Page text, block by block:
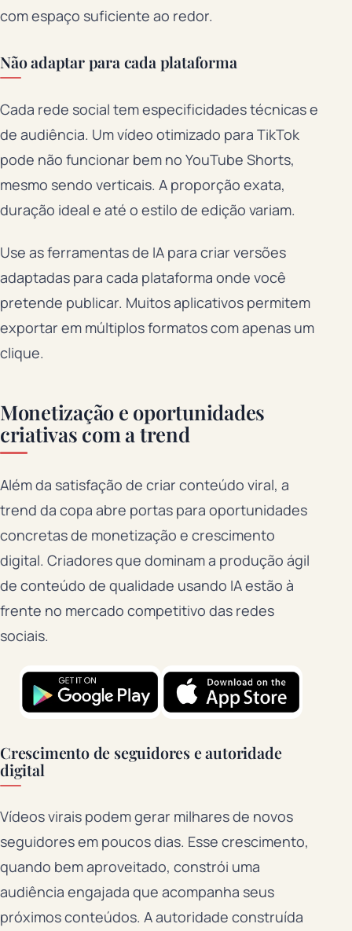
com espaço suficiente ao redor.
Não adaptar para cada plataforma
Cada rede social tem especificidades técnicas e
de audiência. Um vídeo otimizado para TikTok
pode não funcionar bem no YouTube Shorts,
mesmo sendo verticais. A proporção exata,
duração ideal e até o estilo de edição variam.
Use as ferramentas de IA para criar versões
adaptadas para cada plataforma onde você
pretende publicar. Muitos aplicativos permitem
exportar em múltiplos formatos com apenas um
clique.
Monetização e oportunidades
criativas com a trend
Além da satisfação de criar conteúdo viral, a
trend da copa abre portas para oportunidades
concretas de monetização e crescimento
digital. Criadores que dominam a produção ágil
de conteúdo de qualidade usando IA estão à
frente no mercado competitivo das redes
sociais.
Crescimento de seguidores e autoridade
digital
Vídeos virais podem gerar milhares de novos
seguidores em poucos dias. Esse crescimento,
quando bem aproveitado, constrói uma
audiência engajada que acompanha seus
próximos conteúdos. A autoridade construída